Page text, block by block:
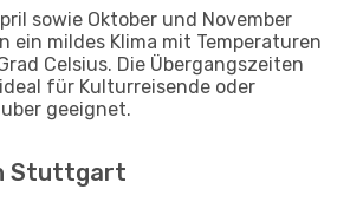
sowie Oktober und November
ein mildes Klima mit Temperaturen
Celsius. Die Übergangszeiten
für Kulturreisende oder
geeignet.
Stuttgart